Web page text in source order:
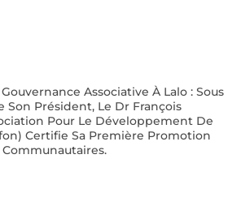
Associative À Lalo : Sous
Son Président, Le Dr François
Pour Le Développement De
Certifie Sa Première Promotion
Communautaires.